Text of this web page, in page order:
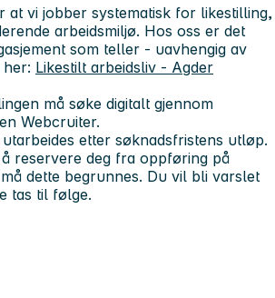
at vi jobber systematisk for likestilling,
arbeidsmiljø. Hos oss er det
som teller - uavhengig av
Likestilt arbeidsliv - Agder
må søke digitalt gjennom
Webcruiter.
etter søknadsfristens utløp.
reservere deg fra oppføring på
dette begrunnes. Du vil bli varslet
tas til følge.